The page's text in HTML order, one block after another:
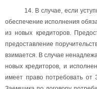
14. В случае, если
обеспечение исполнения
из новых кредиторов.
предоставление
взимается. В случае
новых кредиторов, и
имеет право потребовать от